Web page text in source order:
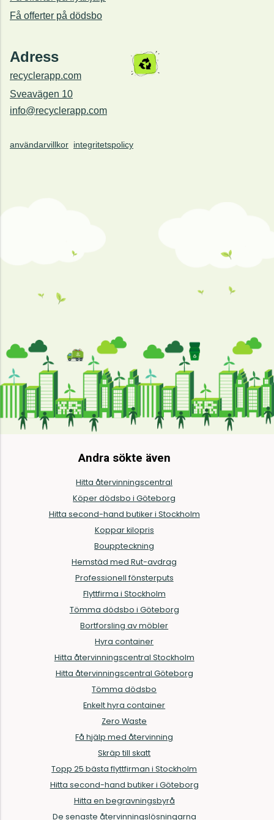
Få offerter på dödsbo
Adress
recyclerapp.com
Sveavägen 10
info@recyclerapp.com
användarvillkor integritetspolicy
Andra sökte även
Hitta återvinningscentral
Köper dödsbo i Göteborg
Hitta second-hand butiker i Stockholm
Koppar kilopris
Bouppteckning
Hemstäd med Rut-avdrag
Professionell fönsterputs
Flyttfirma i Stockholm
Tömma dödsbo i Göteborg
Bortforsling av möbler
Hyra container
Hitta återvinningscentral Stockholm
Hitta återvinningscentral Göteborg
Tömma dödsbo
Enkelt hyra container
Zero Waste
Få hjälp med återvinning
Skräp till skatt
Topp 25 bästa flyttfirman i Stockholm
Hitta second-hand butiker i Göteborg
Hitta en begravningsbyrå
De senaste återvinningslösningarna